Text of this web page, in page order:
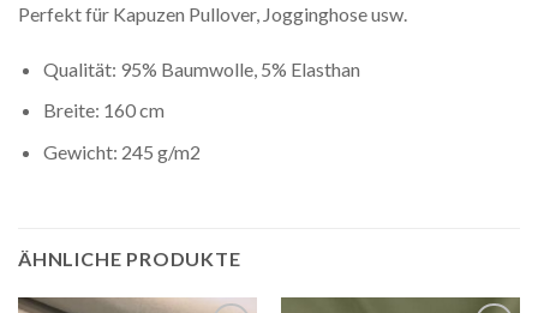
Perfekt für Kapuzen Pullover, Jogginghose usw.
Qualität: 95% Baumwolle, 5% Elasthan
Breite: 160 cm
Gewicht: 245 g/m2
ÄHNLICHE PRODUKTE